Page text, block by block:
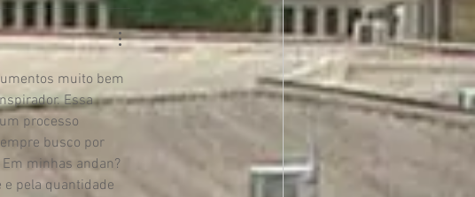
muito bem
Essa
processo
busco por
minhas andan?
pela quantidade